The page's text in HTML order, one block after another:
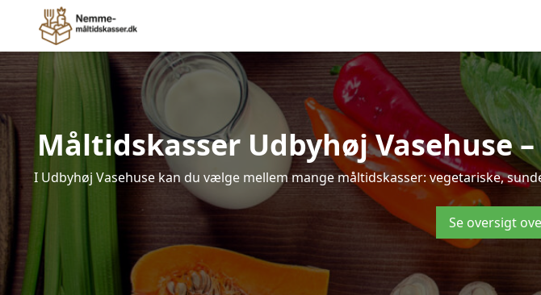
Måltidskasser Udbyhøj
I Udbyhøj Vasehuse kan du vælge mellem mange måltidskasser: vegetariske,
Se oversigt